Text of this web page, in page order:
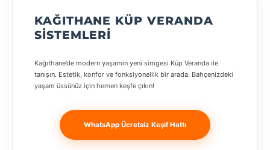
KAĞITHANE KÜP VERANDA
SISTEMLERI
Kağıthane’de modern yaşamın yeni simgesi Küp Veranda ile
tanışın. Estetik, konfor ve fonksiyonellik bir arada. Bahçenizdeki
yaşam üssünüz için hemen keşfe çıkın!
WhatsApp Ücretsiz Keşif Hattı
Aydın
Banja
Luka
Bingöl